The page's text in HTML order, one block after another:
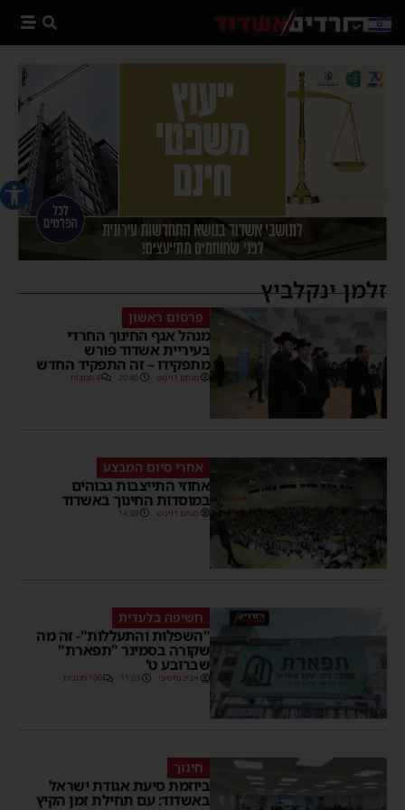
פתח
זלמן ינקלביץ
פרסום ראשון
מנהל אגף החינוך החרדי
בעיריית אשדוד פורש
מתפקידו – זה התפקיד החדש
מנחם דויטש 20:40 4 תגובות
אחרי סיום המבצע
אחוזי התייצבות גבוהים
במוסדות החינוך באשדוד
מנחם דויטש 14:39
חשיפה בלעדית
"השפלות והתעללות"- זה מה
שקורה בסמינר "תפארת"
שברובע ט'
אביב נחשוני 11:03 100 תגובות
חינוך
ביוזמת סיעת אגודת ישראל
באשדוד: עם תחילת זמן הקיץ